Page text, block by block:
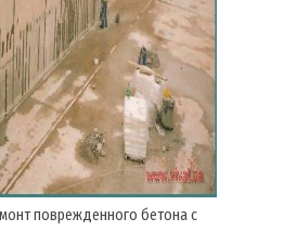
поврежденного бетона с